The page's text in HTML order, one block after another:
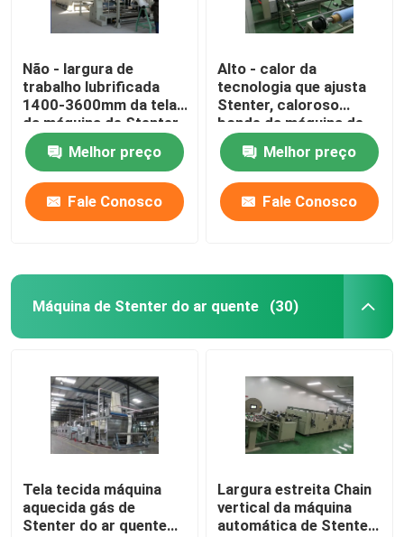
Não - largura de
trabalho lubrificada
1400-3600mm da tela
da máquina de Stenter
da tela do trilho
Melhor preço
Fale Conosco
Alto - calor da
tecnologia que ajusta
Stenter, caloroso
bonde da máquina de
Stenter da tela
Melhor preço
Fale Conosco
Máquina de Stenter do ar quente (30)
Tela tecida máquina
aquecida gás de
Stenter do ar quente
Largura estreita Chain
vertical da máquina
automática de Stenter